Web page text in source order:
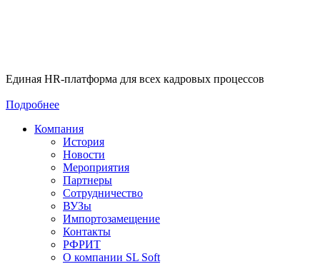
Единая HR-платформа для всех кадровых процессов
Подробнее
Компания
История
Новости
Мероприятия
Партнеры
Сотрудничество
ВУЗы
Импортозамещение
Контакты
РФРИТ
О компании SL Soft